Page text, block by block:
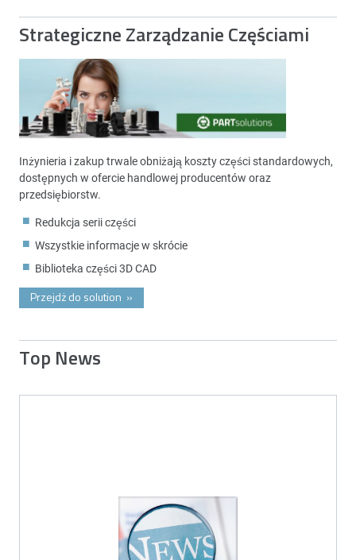
Strategiczne Zarządzanie Częściami
Inżynieria i zakup trwale obniżają koszty części standardowych,
dostępnych w ofercie handlowej producentów oraz
przedsiębiorstw.
Redukcja serii części
Wszystkie informacje w skrócie
Biblioteka części 3D CAD
Przejdż do solution »
Top News